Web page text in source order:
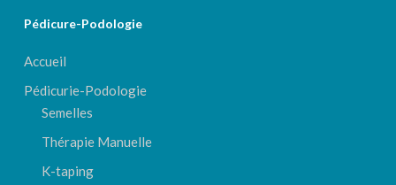
Pédicure-Podologie
Accueil
Pédicurie-Podologie
Semelles
Thérapie Manuelle
K-taping